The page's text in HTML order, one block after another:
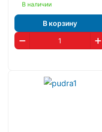
В наличии
В корзину